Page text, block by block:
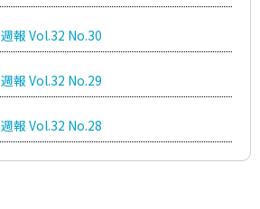
週報 Vol.32 No.30
週報 Vol.32 No.29
週報 Vol.32 No.28